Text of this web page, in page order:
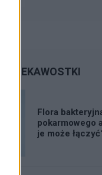
CIEKAWOSTKI
Flora
pokarmowego
je może